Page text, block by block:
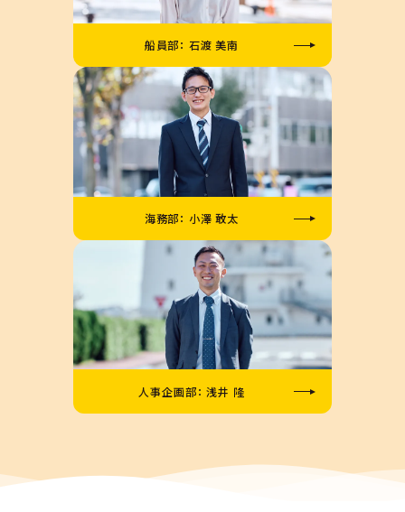
船員部： 石渡 美南
海務部： 小澤 敢太
人事企画部： 浅井 隆